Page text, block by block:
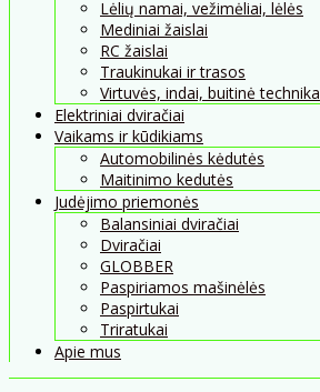
Lėlių namai, vežimėliai, lėlės
Mediniai žaislai
RC žaislai
Traukinukai ir trasos
Virtuvės, indai, buitinė technika
Elektriniai dviračiai
Vaikams ir kūdikiams
Automobilinės kėdutės
Maitinimo kedutės
Judėjimo priemonės
Balansiniai dviračiai
Dviračiai
GLOBBER
Paspiriamos mašinėlės
Paspirtukai
Triratukai
Apie mus